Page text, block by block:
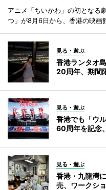
アニメ「ちいかわ」の初となる
つ」が8月6日から、香港の映画
見る・遊ぶ
香港ランタオ
20周年、期間
見る・遊ぶ
香港でも「ウ
60周年を記念
見る・遊ぶ
香港・九龍灣
売、ワークシ